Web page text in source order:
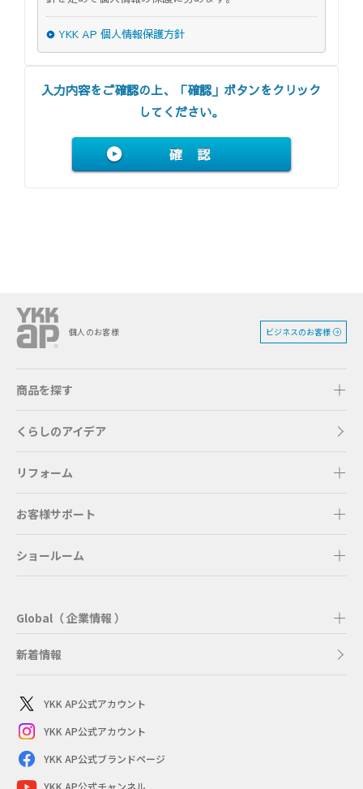
YKK AP 個人情報保護方針
入力内容をご確認の上、「確認」ボタンをクリック
してください。
個人のお客様 ビジネスのお客様
商品を探す
くらしのアイデア
リフォーム
お客様サポート
ショールーム
Global（ 企業情報 ）
新着情報
YKK AP公式アカウント
YKK AP公式アカウント
YKK AP公式ブランドページ
YKK AP公式チャンネル